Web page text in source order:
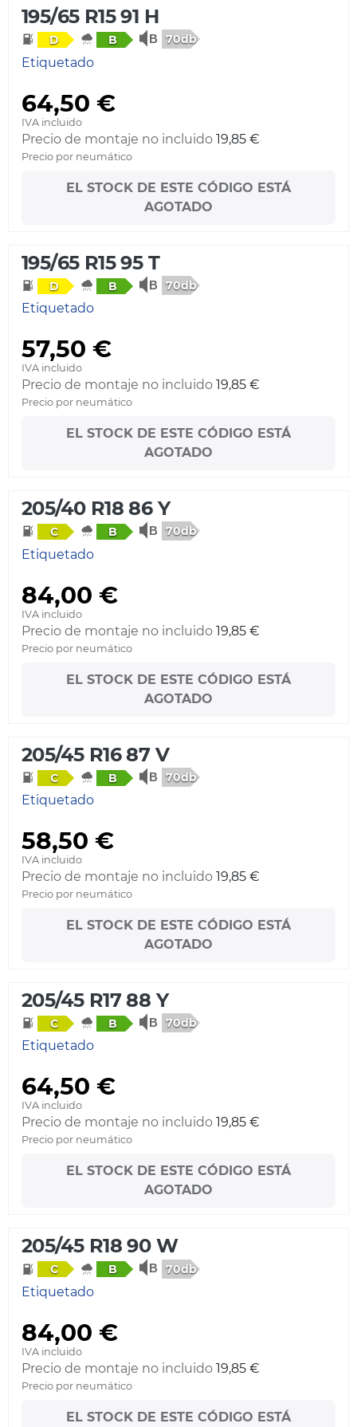
195/65 R15 91 H
D B 70db
Etiquetado
64,50 €
IVA incluido
Precio de montaje no incluido 19,85 €
Precio por neumático
EL STOCK DE ESTE CÓDIGO ESTÁ
AGOTADO
195/65 R15 95 T
D B 70db
Etiquetado
57,50 €
IVA incluido
Precio de montaje no incluido 19,85 €
Precio por neumático
EL STOCK DE ESTE CÓDIGO ESTÁ
AGOTADO
205/40 R18 86 Y
C B 70db
Etiquetado
84,00 €
IVA incluido
Precio de montaje no incluido 19,85 €
Precio por neumático
EL STOCK DE ESTE CÓDIGO ESTÁ
AGOTADO
205/45 R16 87 V
C B 70db
Etiquetado
58,50 €
IVA incluido
Precio de montaje no incluido 19,85 €
Precio por neumático
EL STOCK DE ESTE CÓDIGO ESTÁ
AGOTADO
205/45 R17 88 Y
C B 70db
Etiquetado
64,50 €
IVA incluido
Precio de montaje no incluido 19,85 €
Precio por neumático
EL STOCK DE ESTE CÓDIGO ESTÁ
AGOTADO
205/45 R18 90 W
C B 70db
Etiquetado
84,00 €
IVA incluido
Precio de montaje no incluido 19,85 €
Precio por neumático
EL STOCK DE ESTE CÓDIGO ESTÁ